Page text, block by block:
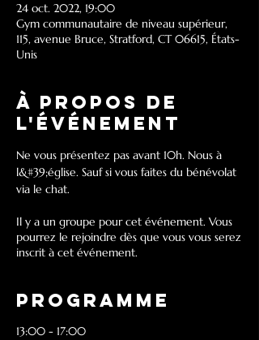
24 oct. 2022, 19:00
Gym communautaire de niveau supérieur,
115, avenue Bruce, Stratford, CT 06615, États-
Unis
À propos de
l'événement
Ne vous présentez pas avant 10h. Nous à
l&#39;église. Sauf si vous faites du bénévolat
via le chat.
Il y a un groupe pour cet événement. Vous
pourrez le rejoindre dès que vous vous serez
inscrit à cet événement.
Programme
13:00 - 17:00